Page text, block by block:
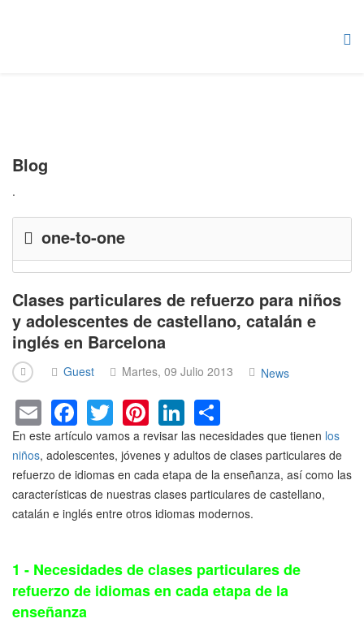
Blog
.
one-to-one
Clases particulares de refuerzo para niños
y adolescentes de castellano, catalán e
inglés en Barcelona
Guest Martes, 09 Julio 2013 News
E
m
ail
F
a
c
e
b
o
k
T
wi
tt
er
Pi
nt
er
e
st
Li
n
k
e
dI
h
ar
e
En este artículo vamos a revisar las necesidades que tienen los
niños, adolescentes, jóvenes y adultos de clases particulares de
refuerzo de idiomas en cada etapa de la enseñanza, así como las
características de nuestras clases particulares de castellano,
catalán e inglés entre otros idiomas modernos.
1 - Necesidades de clases particulares de
refuerzo de idiomas en cada etapa de la
enseñanza